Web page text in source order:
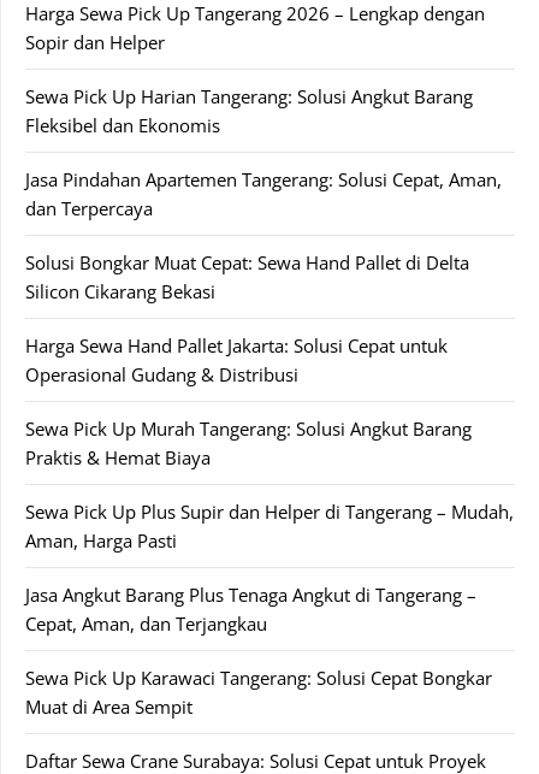
Harga Sewa Pick Up Tangerang 2026 – Lengkap dengan
Sopir dan Helper
Sewa Pick Up Harian Tangerang: Solusi Angkut Barang
Fleksibel dan Ekonomis
Jasa Pindahan Apartemen Tangerang: Solusi Cepat, Aman,
dan Terpercaya
Solusi Bongkar Muat Cepat: Sewa Hand Pallet di Delta
Silicon Cikarang Bekasi
Harga Sewa Hand Pallet Jakarta: Solusi Cepat untuk
Operasional Gudang & Distribusi
Sewa Pick Up Murah Tangerang: Solusi Angkut Barang
Praktis & Hemat Biaya
Sewa Pick Up Plus Supir dan Helper di Tangerang – Mudah,
Aman, Harga Pasti
Jasa Angkut Barang Plus Tenaga Angkut di Tangerang –
Cepat, Aman, dan Terjangkau
Sewa Pick Up Karawaci Tangerang: Solusi Cepat Bongkar
Muat di Area Sempit
Daftar Sewa Crane Surabaya: Solusi Cepat untuk Proyek